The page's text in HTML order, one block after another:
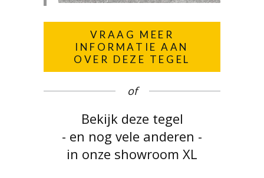
VRAAG MEER
INFORMATIE AAN
OVER DEZE TEGEL
of
Bekijk deze tegel
- en nog vele anderen -
in onze showroom XL